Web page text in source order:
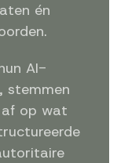
én
AI-
stemmen
op wat